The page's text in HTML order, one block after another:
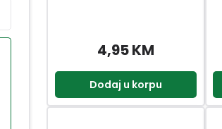
4,95 KM
Dodaj u korpu